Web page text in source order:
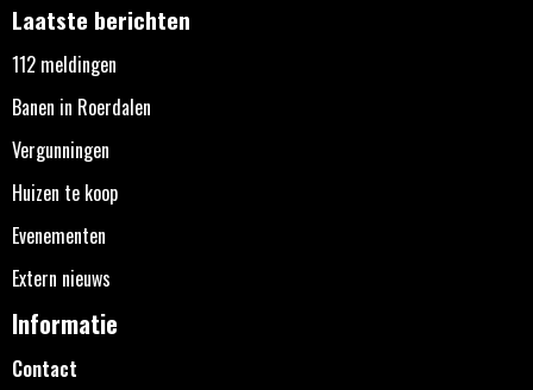
Laatste berichten
112 meldingen
Banen in Roerdalen
Vergunningen
Huizen te koop
Evenementen
Extern nieuws
Informatie
Contact